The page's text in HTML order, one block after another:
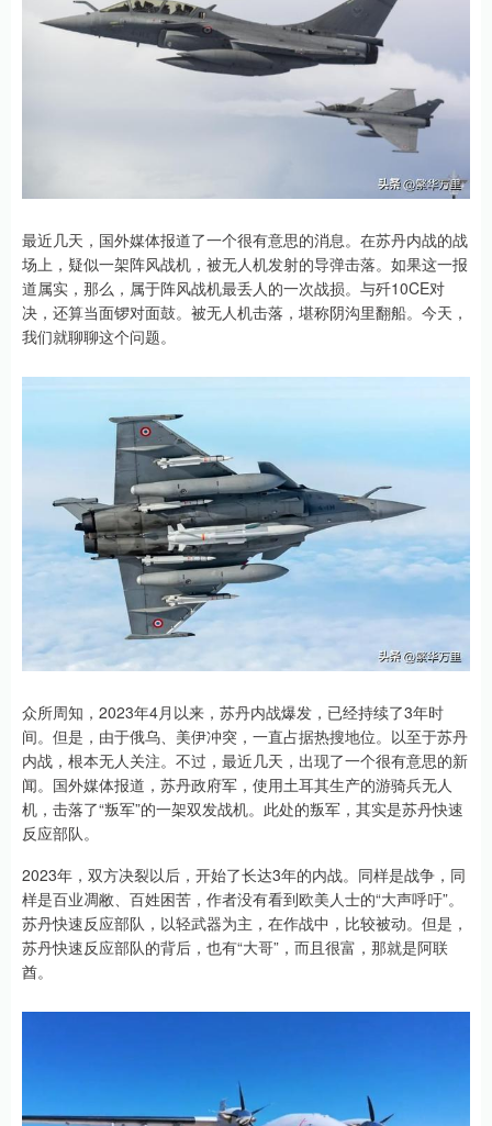
最近几天，国外媒体报道了一个很有意思的消息。在苏丹内战的战
场上，疑似一架阵风战机，被无人机发射的导弹击落。如果这一报
道属实，那么，属于阵风战机最丢人的一次战损。与歼10CE对
决，还算当面锣对面鼓。被无人机击落，堪称阴沟里翻船。今天，
我们就聊聊这个问题。
众所周知，2023年4月以来，苏丹内战爆发，已经持续了3年时
间。但是，由于俄乌、美伊冲突，一直占据热搜地位。以至于苏丹
内战，根本无人关注。不过，最近几天，出现了一个很有意思的新
闻。国外媒体报道，苏丹政府军，使用土耳其生产的游骑兵无人
机，击落了“叛军”的一架双发战机。此处的叛军，其实是苏丹快速
反应部队。
2023年，双方决裂以后，开始了长达3年的内战。同样是战争，同
样是百业凋敝、百姓困苦，作者没有看到欧美人士的“大声呼吁”。
苏丹快速反应部队，以轻武器为主，在作战中，比较被动。但是，
苏丹快速反应部队的背后，也有“大哥”，而且很富，那就是阿联
酋。